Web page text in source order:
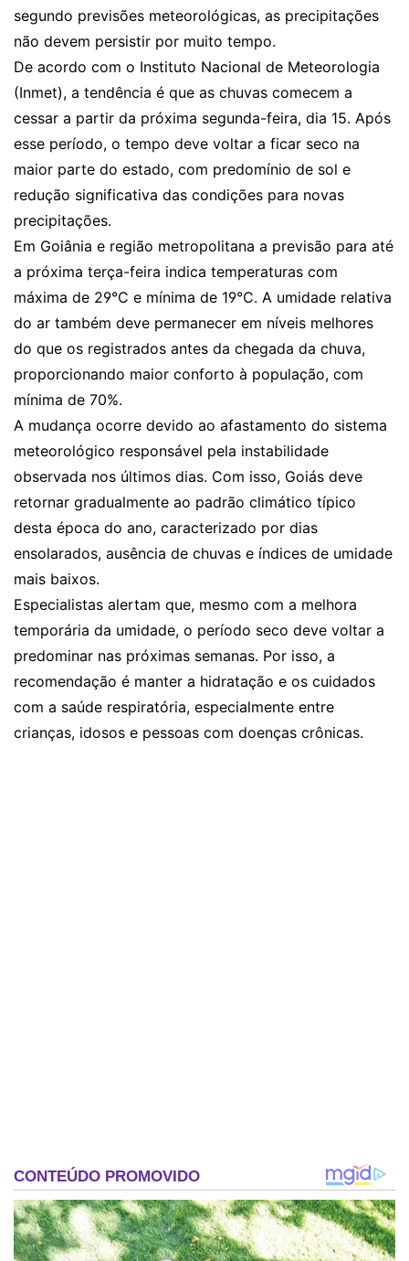
segundo previsões meteorológicas, as precipitações
não devem persistir por muito tempo.
De acordo com o Instituto Nacional de Meteorologia
(Inmet), a tendência é que as chuvas comecem a
cessar a partir da próxima segunda-feira, dia 15. Após
esse período, o tempo deve voltar a ficar seco na
maior parte do estado, com predomínio de sol e
redução significativa das condições para novas
precipitações.
Em Goiânia e região metropolitana a previsão para até
a próxima terça-feira indica temperaturas com
máxima de 29°C e mínima de 19°C. A umidade relativa
do ar também deve permanecer em níveis melhores
do que os registrados antes da chegada da chuva,
proporcionando maior conforto à população, com
mínima de 70%.
A mudança ocorre devido ao afastamento do sistema
meteorológico responsável pela instabilidade
observada nos últimos dias. Com isso, Goiás deve
retornar gradualmente ao padrão climático típico
desta época do ano, caracterizado por dias
ensolarados, ausência de chuvas e índices de umidade
mais baixos.
Especialistas alertam que, mesmo com a melhora
temporária da umidade, o período seco deve voltar a
predominar nas próximas semanas. Por isso, a
recomendação é manter a hidratação e os cuidados
com a saúde respiratória, especialmente entre
crianças, idosos e pessoas com doenças crônicas.